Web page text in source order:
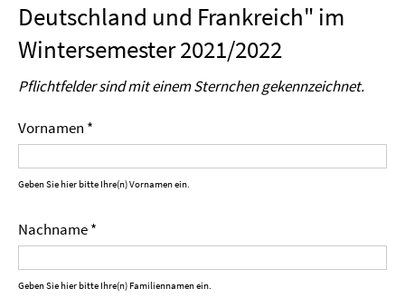
Deutschland und Frankreich" im
Wintersemester 2021/2022
Pflichtfelder sind mit einem Sternchen gekennzeichnet.
Vornamen *
Geben Sie hier bitte Ihre(n) Vornamen ein.
Nachname *
Geben Sie hier bitte Ihre(n) Familiennamen ein.